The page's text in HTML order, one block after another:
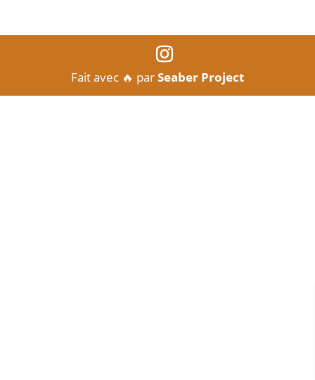
Fait avec 🔥 parSeaber Project